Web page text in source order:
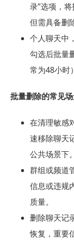
录”选项，
但需具备删
个人聊天中
勾选后批量
常为48小时
批量删除的常见
在清理敏感
速移除聊天
公共场景下。
群组或频道
信息或违规
质量。
删除聊天记
恢复，重要